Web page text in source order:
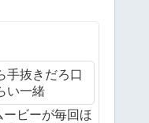
手抜きだろ口
い一緒
ービーが毎回ほ